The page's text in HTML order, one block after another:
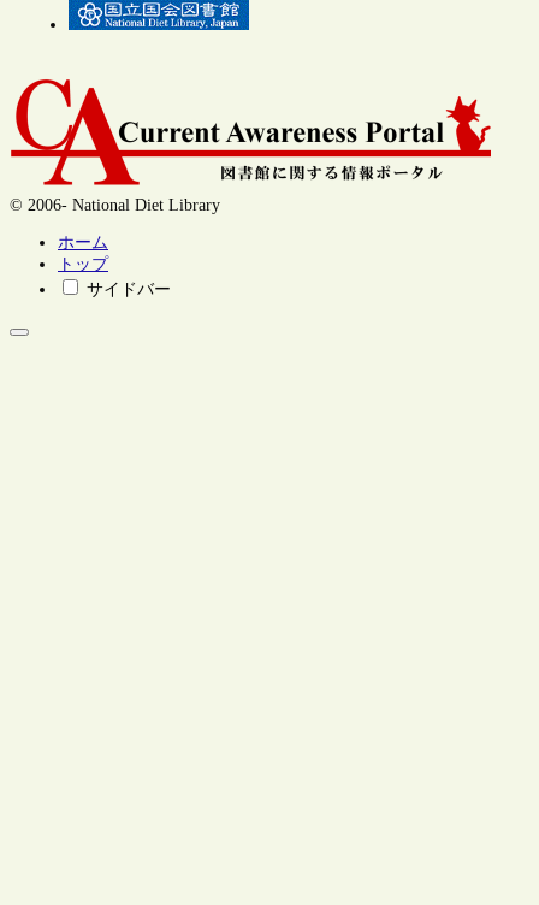
© 2006- National Diet Library
ホーム
トップ
サイドバー